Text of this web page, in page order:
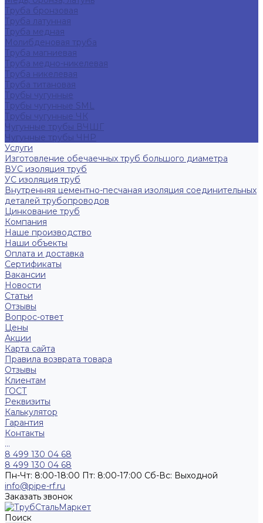
Труба бронзовая
Труба латунная
Труба медная
Молибденовая труба
Труба магниевая
Труба медно-никелевая
Труба никелевая
Труба титановая
Трубы чугунные
Трубы чугунные SML
Трубы чугунные ЧК
Чугунные трубы ВЧШГ
Чугунные трубы ЧНР
Услуги
Изготовление обечаечных труб большого диаметра
ВУС изоляция труб
УС изоляция труб
Внутренняя цементно-песчаная изоляция соединительных
деталей трубопроводов
Цинкование труб
Компания
Наше производство
Наши объекты
Оплата и доставка
Сертификаты
Вакансии
Новости
Статьи
Отзывы
Вопрос-ответ
Цены
Акции
Карта сайта
Правила возврата товара
Отзывы
Клиентам
ГОСТ
Реквизиты
Калькулятор
Гарантия
Контакты
...
8 499 130 04 68
8 499 130 04 68
Пн-Чт: 8:00-18:00 Пт: 8:00-17:00 Сб-Вс: Выходной
info@pipe-rf.ru
Заказать звонок
Поиск